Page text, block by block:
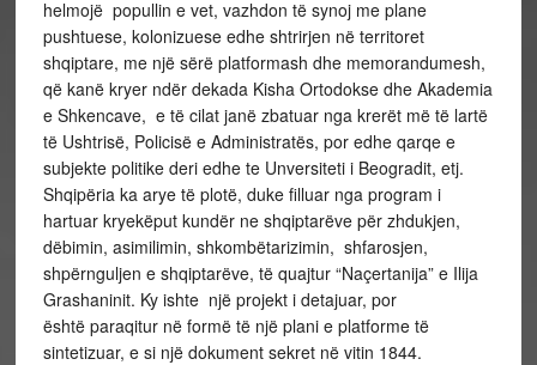
helmojë popullin e vet, vazhdon të synoj me plane
pushtuese, kolonizuese edhe shtrirjen në territoret
shqiptare, me një sërë platformash dhe memorandumesh,
që kanë kryer ndër dekada Kisha Ortodokse dhe Akademia
e Shkencave, e të cilat janë zbatuar nga krerët më të lartë
të Ushtrisë, Policisë e Administratës, por edhe qarqe e
subjekte politike deri edhe te Unversiteti i Beogradit, etj.
Shqipëria ka arye të plotë, duke filluar nga program i
hartuar kryekëput kundër ne shqiptarëve për zhdukjen,
dëbimin, asimilimin, shkombëtarizimin, shfarosjen,
shpërnguljen e shqiptarëve, të quajtur “Naçertanija” e Ilija
Grashaninit. Ky ishte një projekt i detajuar, por
është paraqitur në formë të një plani e platforme të
sintetizuar, e si një dokument sekret në vitin 1844.